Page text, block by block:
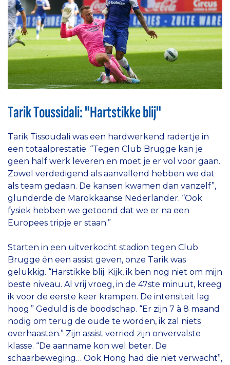
Tarik Toussidali: "Hartstikke blij"
Tarik Tissoudali was een hardwerkend radertje in
een totaalprestatie. “Tegen Club Brugge kan je
geen half werk leveren en moet je er vol voor gaan.
Zowel verdedigend als aanvallend hebben we dat
als team gedaan. De kansen kwamen dan vanzelf”,
glunderde de Marokkaanse Nederlander. “Ook
fysiek hebben we getoond dat we er na een
Europees tripje er staan.”
Starten in een uitverkocht stadion tegen Club
Brugge én een assist geven, onze Tarik was
gelukkig. “Harstikke blij. Kijk, ik ben nog niet om mijn
beste niveau. Al vrij vroeg, in de 47ste minuut, kreeg
ik voor de eerste keer krampen. De intensiteit lag
hoog.” Geduld is de boodschap. “Er zijn 7 à 8 maand
nodig om terug de oude te worden, ik zal niets
overhaasten.” Zijn assist verried zijn onvervalste
klasse. “De aanname kon wel beter. De
schaarbeweging… Ook Hong had die niet verwacht”,